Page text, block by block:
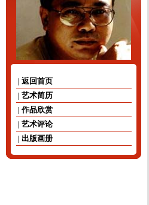
| 返回首页
| 艺术简历
| 作品欣赏
| 艺术评论
| 出版画册